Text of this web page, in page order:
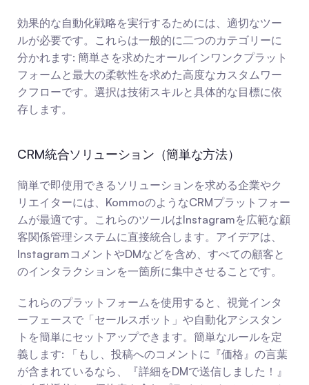
効果的な自動化戦略を実行するためには、適切なツー
ルが必要です。これらは一般的に二つのカテゴリーに
分かれます: 簡単さを求めたオールインワンクプラット
フォームと最大の柔軟性を求めた高度なカスタムワー
クフローです。選択は技術スキルと具体的な目標に依
存します。
CRM統合ソリューション（簡単な方法）
簡単で即使用できるソリューションを求める企業やク
リエイターには、KommoのようなCRMプラットフォー
ムが最適です。これらのツールはInstagramを広範な顧
客関係管理システムに直接統合します。アイデアは、
InstagramコメントやDMなどを含め、すべての顧客と
のインタラクションを一箇所に集中させることです。
これらのプラットフォームを使用すると、視覚インタ
ーフェースで「セールスボット」や自動化アシスタン
トを簡単にセットアップできます。簡単なルールを定
義します: 「もし、投稿へのコメントに『価格』の言葉
が含まれているなら、『詳細をDMで送信しました！』